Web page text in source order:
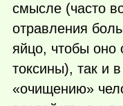
смысле (часто
отравления
яйцо, чтобы оно
токсины), так и
«очищению»